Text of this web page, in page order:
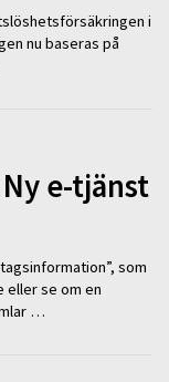
i
nu baseras på
e-tjänst
som
eller se om en
…